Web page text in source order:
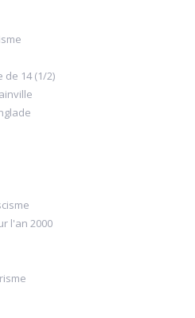
de 14 (1/2)
l'an 2000